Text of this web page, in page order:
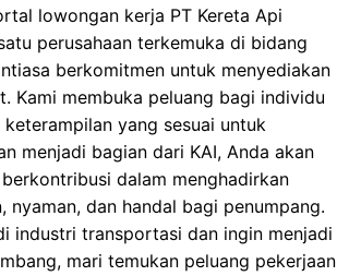
lowongan kerja PT Kereta Api
perusahaan terkemuka di bidang
berkomitmen untuk menyediakan
Kami membuka peluang bagi individu
yang sesuai untuk
menjadi bagian dari KAI, Anda akan
dalam menghadirkan
nyaman, dan handal bagi penumpang.
industri transportasi dan ingin menjadi
mari temukan peluang pekerjaan